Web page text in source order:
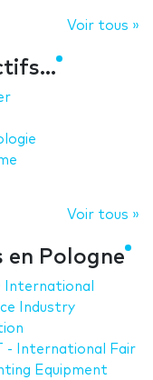
Voir tous »
Voir tous »
en Pologne
International
Industry
- International Fair
Equipment